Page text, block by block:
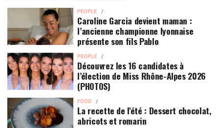
PEOPLE
Caroline Garcia devient maman :
l’ancienne championne lyonnaise
présente son fils Pablo
PEOPLE
Découvrez les 16 candidates à
l’élection de Miss Rhône-Alpes 2026
(PHOTOS)
FOOD
La recette de l'été : Dessert chocolat,
abricots et romarin